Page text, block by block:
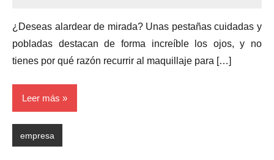
¿Deseas alardear de mirada? Unas pestañas cuidadas y
pobladas destacan de forma increíble los ojos, y no
tienes por qué razón recurrir al maquillaje para […]
Leer más
empresa